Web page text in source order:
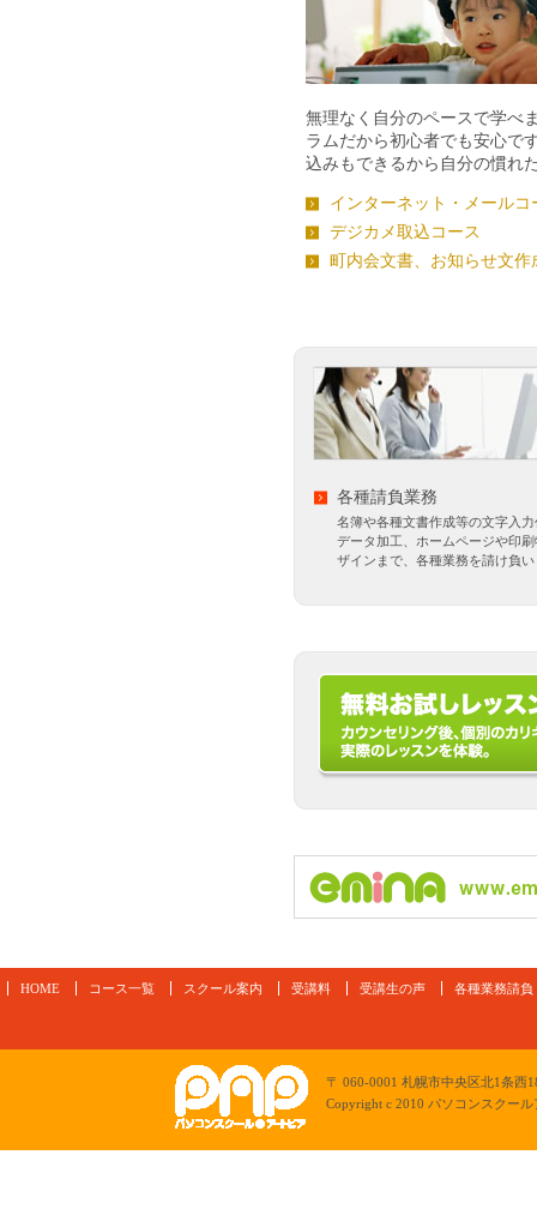
無理なく自分のペースで学べ
ラムだから初心者でも安心で
込みもできるから自分の慣れ
インターネット・メールコ
デジカメ取込コース
町内会文書、お知らせ文作
各種請負業務
名簿や各種文書作成等の文字入
データ加工、ホームページや印
ザインまで、各種業務を請け負
HOME コース一覧 スクール案内 受講料 受講生の声 各種業務請負
〒 060-0001 札幌市中央区北1条
Copyright c 2010 パソコンスクール